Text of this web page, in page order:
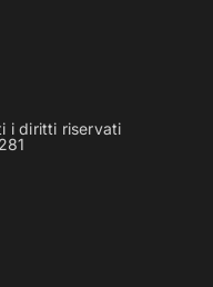
i diritti riservati